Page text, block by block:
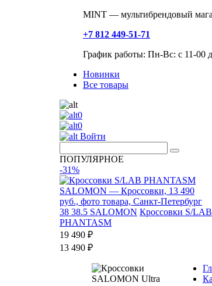
MINT — мультибрендовый
+7 812 449-51-71
График работы: Пн-Вс: с 11-00
Новинки
Все товары
0
0
Войти
ПОПУЛЯРНОЕ
-31%
38 38.5 SALOMON Кроссовки S/LAB
PHANTASM
19 490 ₽
13 490 ₽